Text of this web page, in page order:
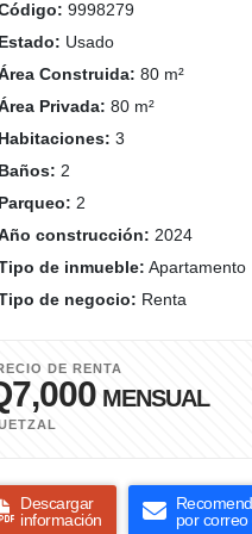
9998279
Usado
Construida: 80 m²
Privada: 80 m²
3
2
2
construcción: 2024
de inmueble: Apartamento
de negocio: Renta
DE RENTA
MENSUAL
Descargar
información
por